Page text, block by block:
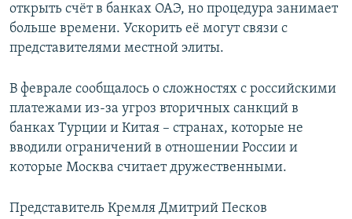
открыть счёт в банках ОАЭ, но процедура занимает
больше времени. Ускорить её могут связи с
представителями местной элиты.
В феврале сообщалось о сложностях с российскими
платежами из-за угроз вторичных санкций в
банках Турции и Китая – странах, которые не
вводили ограничений в отношении России и
которые Москва считает дружественными.
Представитель Кремля Дмитрий Песков